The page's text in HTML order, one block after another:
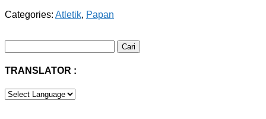
Categories: Atletik, Papan
untuk:
TRANSLATOR :